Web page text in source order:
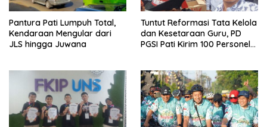
Pantura Pati Lumpuh Total,
Kendaraan Mengular dari
JLS hingga Juwana
Tuntut Reformasi Tata Kelola
dan Kesetaraan Guru, PD
PGSI Pati Kirim 100 Personel